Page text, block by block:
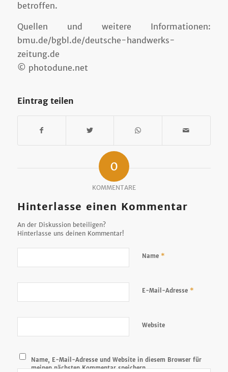
betroffen.
Quellen und weitere Informationen:
bmu.de/bgbl.de/deutsche-handwerks-
zeitung.de
© photodune.net
Eintrag teilen
0
KOMMENTARE
Hinterlasse einen Kommentar
An der Diskussion beteiligen?
Hinterlasse uns deinen Kommentar!
Name *
E-Mail-Adresse *
Website
Name, E-Mail-Adresse und Website in diesem Browser für
meinen nächsten Kommentar speichern.